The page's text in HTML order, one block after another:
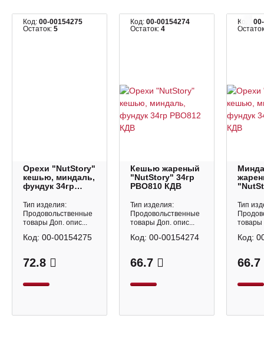
Код: 00-00154275
Остаток: 5
Орехи "NutStory"
кешью, миндаль,
фундук 34гр
Тип изделия:
Продовольственные
товары Доп. опис...
72.8
Код: 00-00154275
Код: 00-00154274
Остаток: 4
Кешью жареный
"NutStory" 34гр
РВО810 КДВ
Тип изделия:
Продовольственные
товары Доп. опис...
66.7
Код: 00-00154274
Код:
Тип
товары
66.7
Код: